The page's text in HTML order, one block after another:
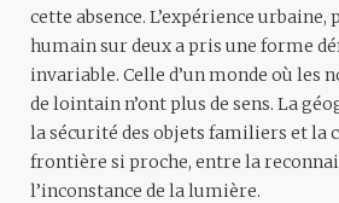
cette absence. L’expérience urbaine,
humain sur deux a pris une forme
invariable. Celle d’un monde où les
de lointain n’ont plus de sens. La
la sécurité des objets familiers et la
frontière si proche, entre la
l’inconstance de la lumière.